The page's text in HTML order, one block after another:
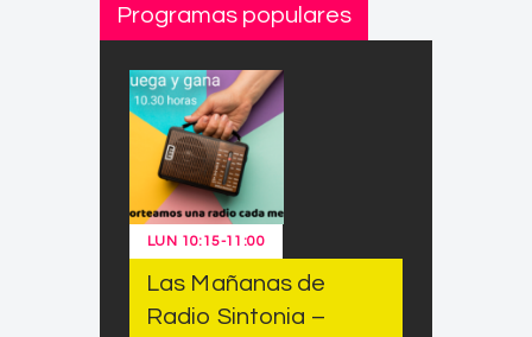
Programas populares
LUN 10:15-11:00
Las Mañanas de
Radio Sintonia –